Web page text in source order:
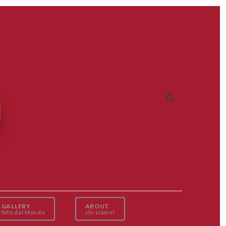
GALLERY
foto dal Mondo
ABOUT
chi siamo?